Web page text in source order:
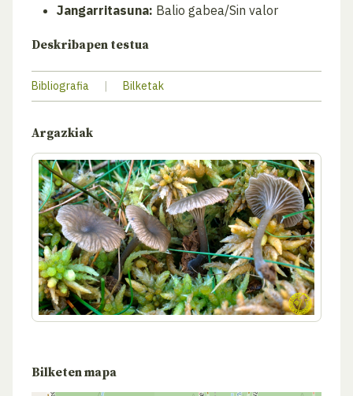
Jangarritasuna: Balio gabea/Sin valor
Deskribapen testua
Bibliografia | Bilketak
Argazkiak
Bilketen mapa